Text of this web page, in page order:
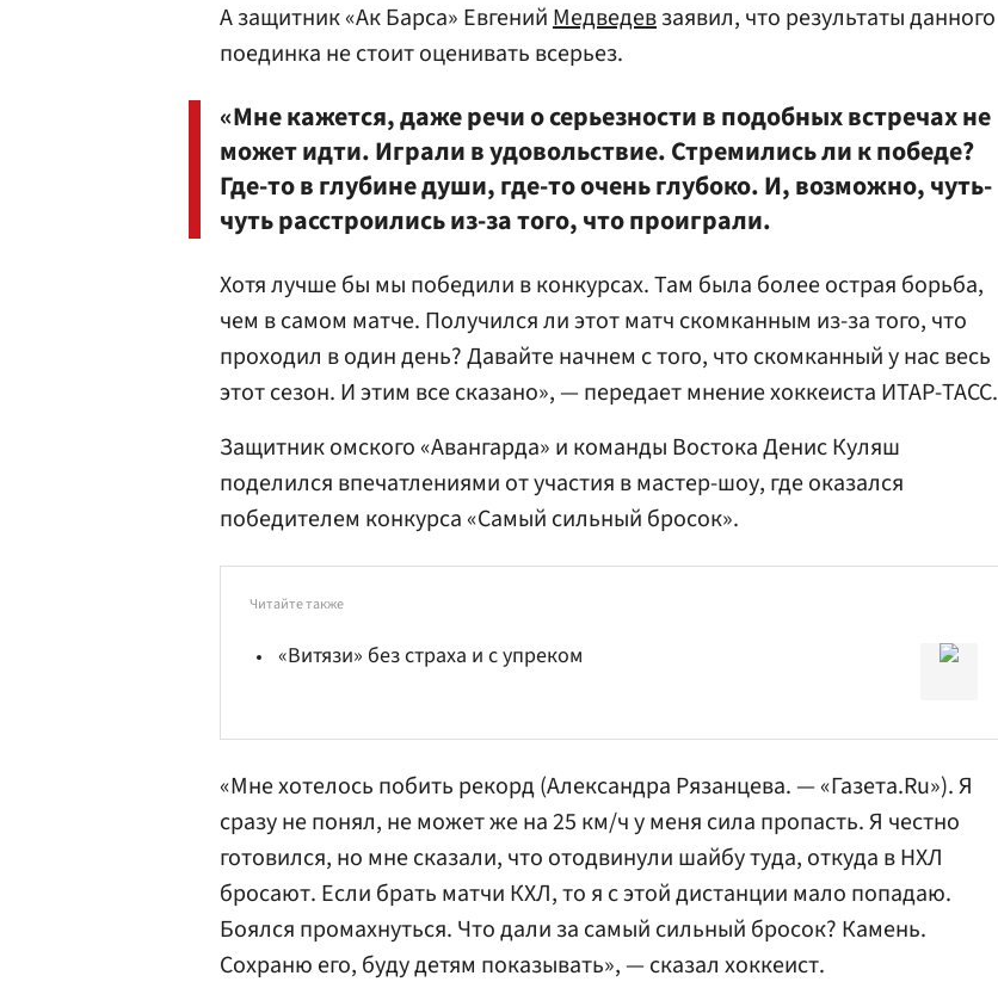
А защитник «Ак Барса» ЕвгенийМедведевзаявил, что результаты данного
поединка не стоит оценивать всерьез.
«Мне кажется, даже речи о серьезности в подобных встречах не
может идти. Играли в удовольствие. Стремились ли к победе?
Где-то в глубине души, где-то очень глубоко. И, возможно, чуть-
чуть расстроились из-за того, что проиграли.
Хотя лучше бы мы победили в конкурсах. Там была более острая борьба,
чем в самом матче. Получился ли этот матч скомканным из-за того, что
проходил в один день? Давайте начнем с того, что скомканный у нас весь
этот сезон. И этим все сказано», — передает мнение хоккеиста ИТАР-ТАСС.
Защитник омского «Авангарда» и команды Востока Денис Куляш
поделился впечатлениями от участия в мастер-шоу, где оказался
победителем конкурса «Самый сильный бросок».
Читайте также
«Витязи» без страха и с упреком
«Мне хотелось побить рекорд (Александра Рязанцева. — «Газета.Ru»). Я
сразу не понял, не может же на 25 км/ч у меня сила пропасть. Я честно
готовился, но мне сказали, что отодвинули шайбу туда, откуда в НХЛ
бросают. Если брать матчи КХЛ, то я с этой дистанции мало попадаю.
Боялся промахнуться. Что дали за самый сильный бросок? Камень.
Сохраню его, буду детям показывать», — сказал хоккеист.